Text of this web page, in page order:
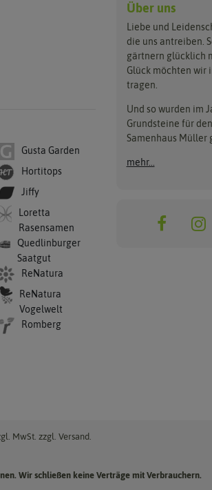
Gusta Garden
Hortitops
Jiffy
Loretta
Rasensamen
Quedlinburger
Saatgut
ReNatura
ReNatura
Vogelwelt
Romberg
Über uns
Liebe und
die uns antreiben.
gärtnern glücklich
Glück möchten wir
tragen.
Und so wurden im
Grundsteine für
Samenhaus Müller
mehr...
MwSt. zzgl. Versand.
Wir schließen keine Verträge mit Verbrauchern.